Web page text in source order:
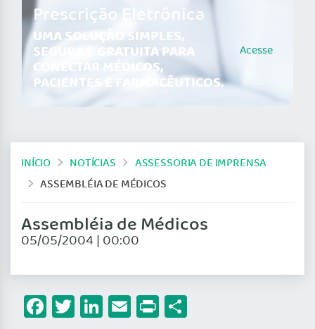
Prescrição Eletrônica
UMA SOLUÇÃO SIMPLES,
SEGURA E GRATUITA PARA
CONECTAR MÉDICOS,
PACIENTES E FARMACÊUTICOS.
Acesse
INÍCIO NOTÍCIAS
ASSESSORIA DE IMPRENSA
ASSEMBLÉIA DE MÉDICOS
Assembléia de Médicos
05/05/2004 | 00:00
Facebook
Twitter
LinkedIn
Email
Print